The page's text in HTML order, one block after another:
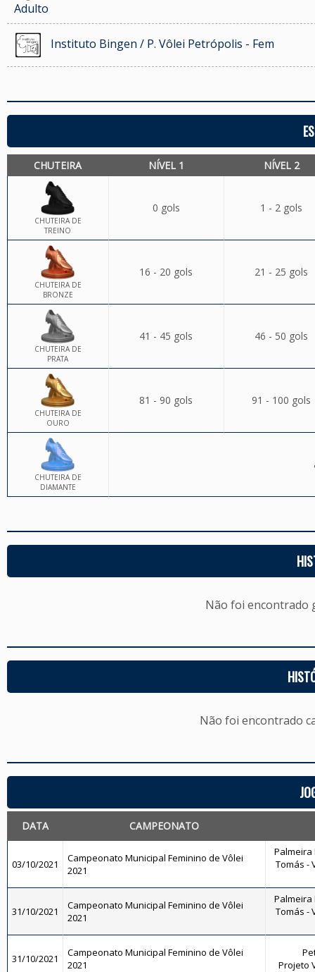
Adulto
Instituto Bingen / P. Vôlei Petrópolis - Fem
CHUTEIRA NÍVEL 1 NÍVEL 2
CHUTEIRA DE
TREINO
0 gols 1 - 2 gols
CHUTEIRA DE
BRONZE
16 - 20 gols 21 - 25 gols
CHUTEIRA DE
PRATA
41 - 45 gols 46 - 50 gols
CHUTEIRA DE
OURO
81 - 90 gols 91 - 100 gols
CHUTEIRA DE
DIAMANTE
Não foi encontrado
Não foi encontrado
DATA CAMPEONATO
03/10/2021
Campeonato Municipal Feminino de Vôlei
2021
Palmeira
Tomás -
31/10/2021
Campeonato Municipal Feminino de Vôlei
2021
Palmeira
Tomás -
31/10/2021
Campeonato Municipal Feminino de Vôlei
2021
Projeto